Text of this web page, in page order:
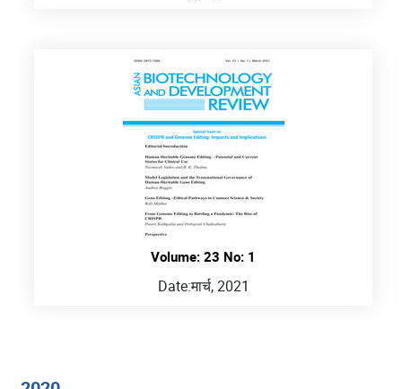
Volume: 23 No: 1
Date:मार्च, 2021